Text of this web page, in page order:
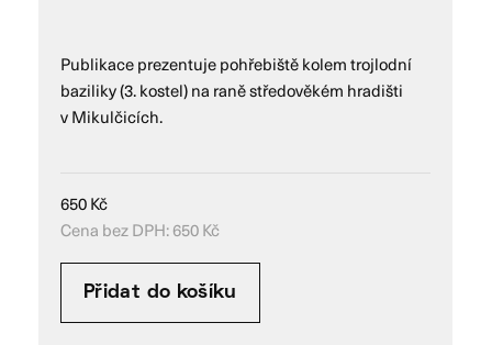
Publikace prezentuje pohřebiště kolem trojlodní
baziliky (3. kostel) na raně středověkém hradišti
v Mikulčicích.
650Kč
Cena bez DPH:650Kč
Přidat do košíku